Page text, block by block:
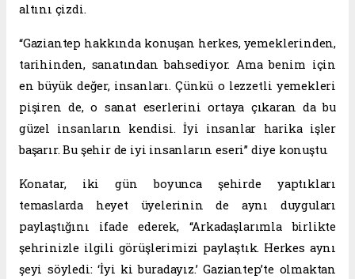
altını çizdi.
“Gaziantep hakkında konuşan herkes, yemeklerinden,
tarihinden, sanatından bahsediyor. Ama benim için
en büyük değer, insanları. Çünkü o lezzetli yemekleri
pişiren de, o sanat eserlerini ortaya çıkaran da bu
güzel insanların kendisi. İyi insanlar harika işler
başarır. Bu şehir de iyi insanların eseri” diye konuştu.
Konatar, iki gün boyunca şehirde yaptıkları
temaslarda heyet üyelerinin de aynı duyguları
paylaştığını ifade ederek, “Arkadaşlarımla birlikte
şehrinizle ilgili görüşlerimizi paylaştık. Herkes aynı
şeyi söyledi: ‘İyi ki buradayız.’ Gaziantep’te olmaktan